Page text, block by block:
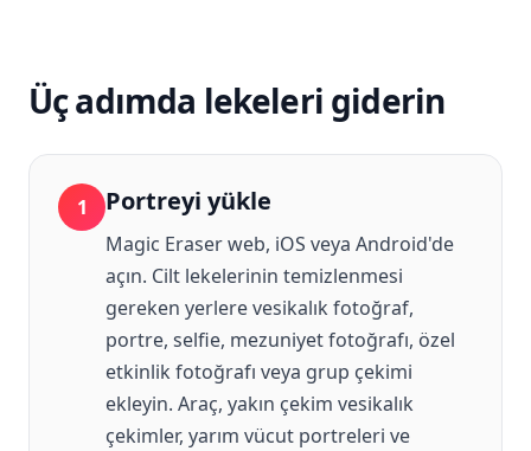
Üç adımda lekeleri giderin
1 Portreyi yükle
Magic Eraser web, iOS veya Android'de
açın. Cilt lekelerinin temizlenmesi
gereken yerlere vesikalık fotoğraf,
portre, selfie, mezuniyet fotoğrafı, özel
etkinlik fotoğrafı veya grup çekimi
ekleyin. Araç, yakın çekim vesikalık
çekimler, yarım vücut portreleri ve